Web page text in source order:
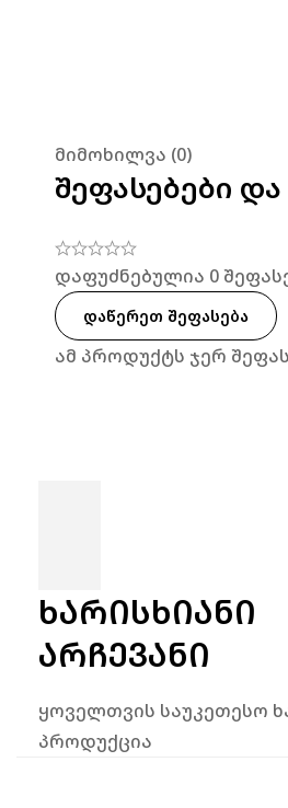
მიმოხილვა (0)
შეფასებები
დაფუძნებულია 0
ᲓᲐᲬᲔᲠᲔᲗ ᲨᲔᲤᲐᲡᲔᲑᲐ
ამ პროდუქტს ჯერ
ᲮᲐᲠᲘᲡᲮᲘᲐᲜᲘ
ᲐᲠᲩᲔᲕᲐᲜᲘ
ყოველთვის საუკეთესო
პროდუქცია